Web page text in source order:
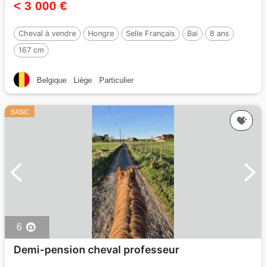
< 3 000 €
Cheval à vendre Hongre Selle Français Bai
8 ans
167 cm
Belgique Liège Particulier
BASIC
6
Demi-pension cheval professeur